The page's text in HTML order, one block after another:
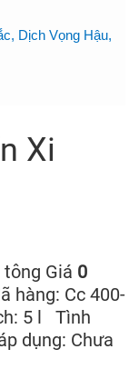
Dịch Vọng Hậu,
Xi
Giá 0
hàng: Cc 400-
5 l Tình
dụng: Chưa